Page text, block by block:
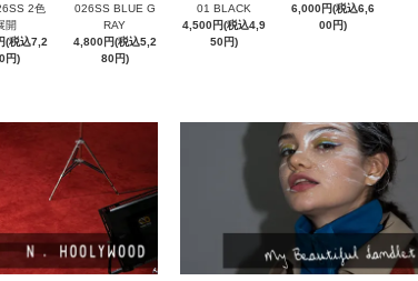
2色
開
(税込7,2
円)
026SS BLUE G
RAY
4,800円(税込5,2
80円)
01 BLACK
4,500円(税込4,9
50円)
6,000円(税込6,6
00円)